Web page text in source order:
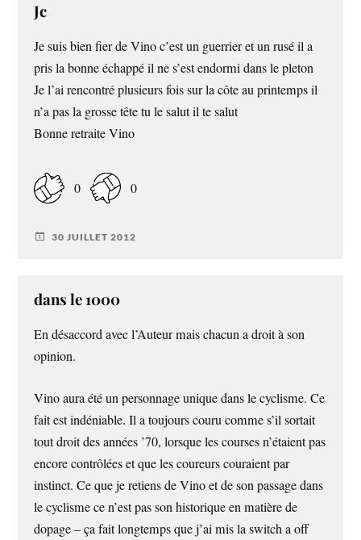
Jc
Je suis bien fier de Vino c’est un guerrier et un rusé il a
pris la bonne échappé il ne s’est endormi dans le pleton
Je l’ai rencontré plusieurs fois sur la côte au printemps il
n’a pas la grosse tête tu le salut il te salut
Bonne retraite Vino
0 0
30 JUILLET 2012
dans le 1000
En désaccord avec l’Auteur mais chacun a droit à son
opinion.
Vino aura été un personnage unique dans le cyclisme. Ce
fait est indéniable. Il a toujours couru comme s’il sortait
tout droit des années ’70, lorsque les courses n’étaient pas
encore contrôlées et que les coureurs couraient par
instinct. Ce que je retiens de Vino et de son passage dans
le cyclisme ce n’est pas son historique en matière de
dopage – ça fait longtemps que j’ai mis la switch a off